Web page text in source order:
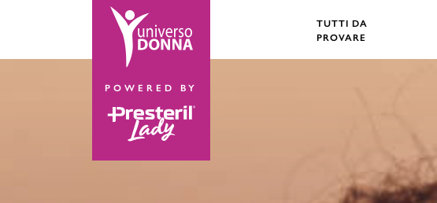
POWERED BY
TUTTI DA
PROVARE